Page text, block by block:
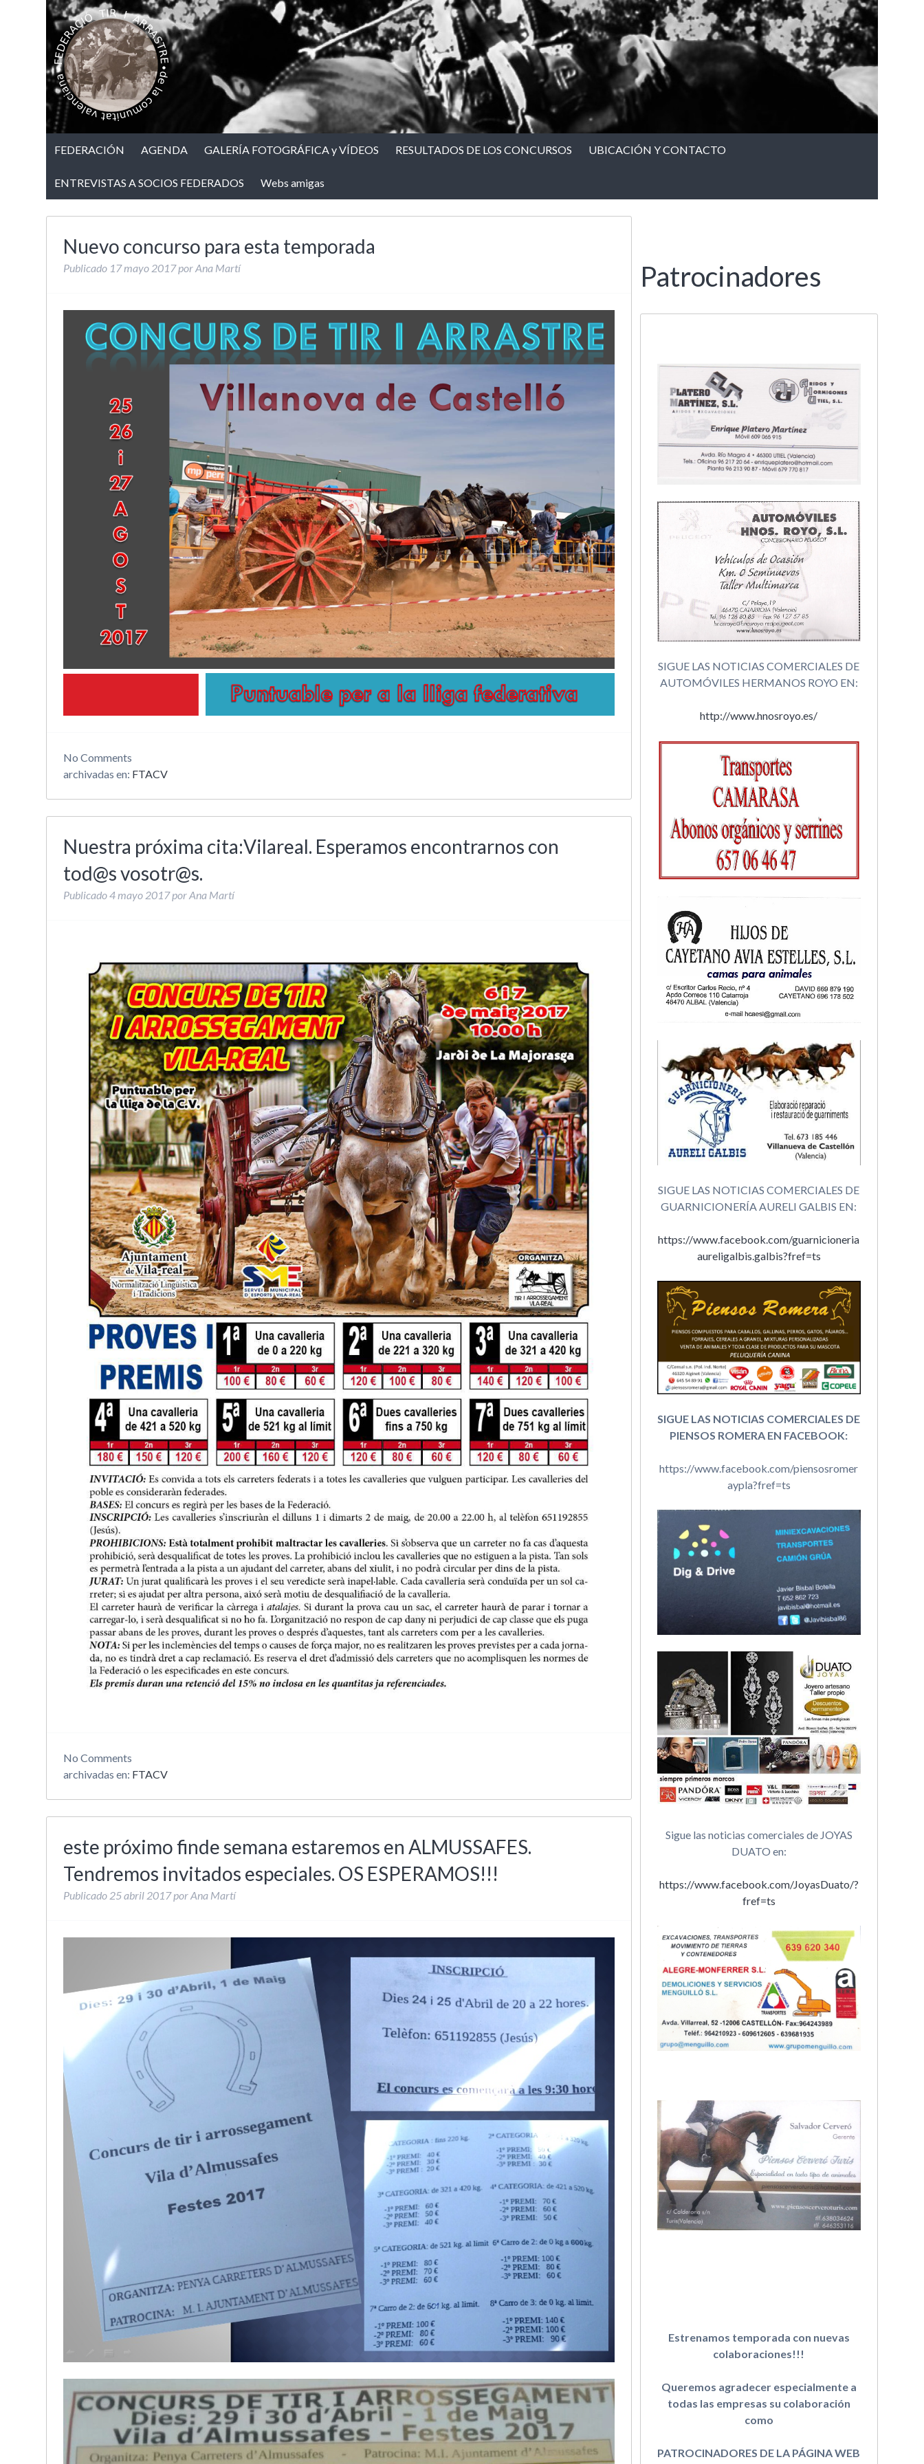
FEDERACIÓN AGENDA GALERÍA FOTOGRÁFICA y VÍDEOS RESULTADOS DE LOS CONCURSOS UBICACIÓN Y CONTACTO
ENTREVISTAS A SOCIOS FEDERADOS Webs amigas
Nuevo concurso para esta temporada
Publicado 17 mayo 2017porAna Martí
No Comments
archivadas en: FTACV
Nuestra próxima cita:Vilareal. Esperamos encontrarnos con
tod@s vosotr@s.
Publicado4 mayo 2017porAna Martí
No Comments
archivadas en: FTACV
este próximo finde semana estaremos en ALMUSSAFES.
Tendremos invitados especiales. OS ESPERAMOS!!!
Publicado 25 abril 2017porAna Martí
Patrocinadores
SIGUE LAS NOTICIAS COMERCIALES DE
AUTOMÓVILES HERMANOS ROYO EN:
http://www.hnosroyo.es/
SIGUE LAS NOTICIAS COMERCIALES DE
GUARNICIONERÍA AURELI GALBIS EN:
https://www.facebook.com/guarnicioneria
aureligalbis.galbis?fref=ts
SIGUE LAS NOTICIAS COMERCIALES DE
PIENSOS ROMERA EN FACEBOOK:
https://www.facebook.com/piensosromer
aypla?fref=ts
Sigue las noticias comerciales de JOYAS
DUATO en:
https://www.facebook.com/JoyasDuato/?
fref=ts
Estrenamos temporada con nuevas
colaboraciones!!!
Queremos agradecer especialmente a
todas las empresas su colaboración
como
PATROCINADORES DE LA PÁGINA WEB